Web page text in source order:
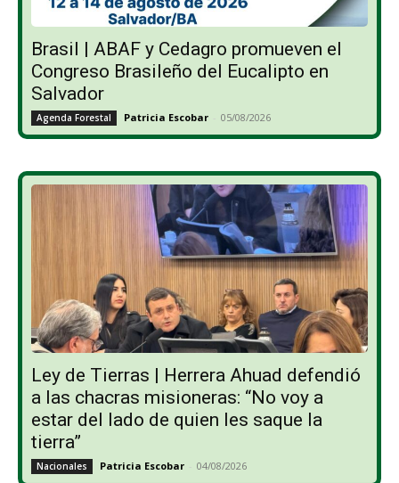
Brasil | ABAF y Cedagro promueven el
Congreso Brasileño del Eucalipto en
Salvador
Agenda Forestal Patricia Escobar - 05/08/2026
Ley de Tierras | Herrera Ahuad defendió
a las chacras misioneras: “No voy a
estar del lado de quien les saque la
tierra”
Nacionales Patricia Escobar - 04/08/2026